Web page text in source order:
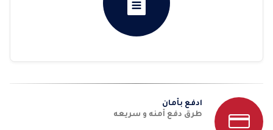
ادفع بأمان
طرق دفع أمنه و سريعه